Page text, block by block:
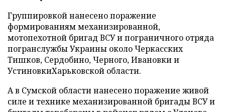
Группировкой нанесено поражение
формированиям механизированной,
мотопехотной бригад ВСУ и пограничного отряда
погранслужбы Украины около Черкасских
Тишков, Сердобино, Черного, Ивановки и
УстиновкиХарьковской области.
А в Сумской области нанесено поражение живой
силе и технике механизированной бригады ВСУ и